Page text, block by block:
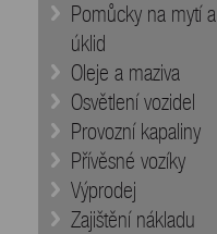
Pomůcky na mytí a
úklid
Oleje a maziva
Osvětlení vozidel
Provozní kapaliny
Přívěsné vozíky
Výprodej
Zajištění nákladu